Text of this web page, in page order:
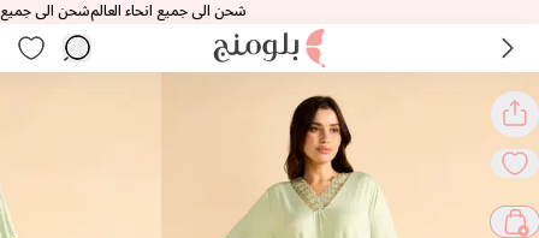
شحن الى جميع انحاء العالمشحن الى جميع